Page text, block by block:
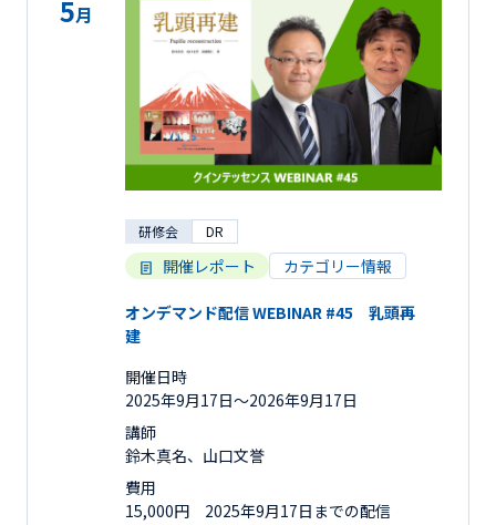
5月
研修会 DR
開催レポート カテゴリー情報
オンデマンド配信 WEBINAR #45 乳頭再
建
開催日時
2025年9月17日〜2026年9月17日
講師
鈴木真名、山口文誉
費用
15,000円 2025年9月17日までの配信